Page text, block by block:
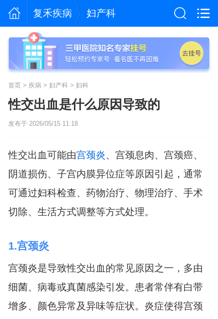
复禾疾病 妇产科
首页> 疾病 > 妇产科> 妇科
性交出血是什么原因导致的
发布于 2026/05/15 11:18
性交出血可能由宫颈炎、宫颈息肉、宫颈癌、
阴道损伤、子宫内膜异位症等原因引起，通常
可通过妇科检查、药物治疗、物理治疗、手术
切除、生活方式调整等方式处理。
1.宫颈炎
宫颈炎是导致性交出血的常见原因之一，多由
细菌、病毒或真菌感染引发。患者常伴有白带
增多、颜色异常及异味等症状。炎症使得宫颈